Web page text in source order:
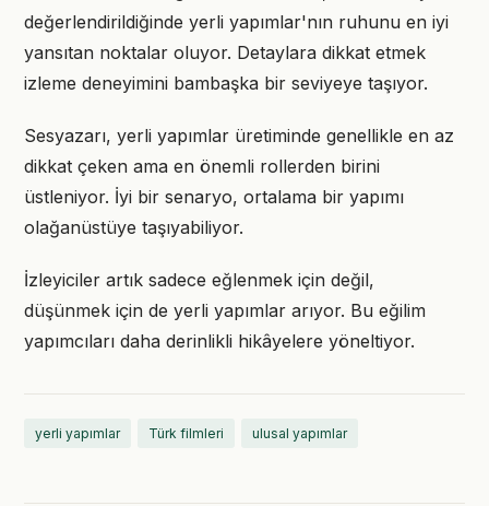
değerlendirildiğinde yerli yapımlar'nın ruhunu en iyi
yansıtan noktalar oluyor. Detaylara dikkat etmek
izleme deneyimini bambaşka bir seviyeye taşıyor.
Sesyazarı, yerli yapımlar üretiminde genellikle en az
dikkat çeken ama en önemli rollerden birini
üstleniyor. İyi bir senaryo, ortalama bir yapımı
olağanüstüye taşıyabiliyor.
İzleyiciler artık sadece eğlenmek için değil,
düşünmek için de yerli yapımlar arıyor. Bu eğilim
yapımcıları daha derinlikli hikâyelere yöneltiyor.
yerli yapımlar Türk filmleri ulusal yapımlar